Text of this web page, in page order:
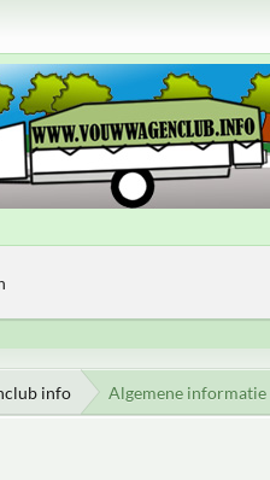
info Algemene informatie